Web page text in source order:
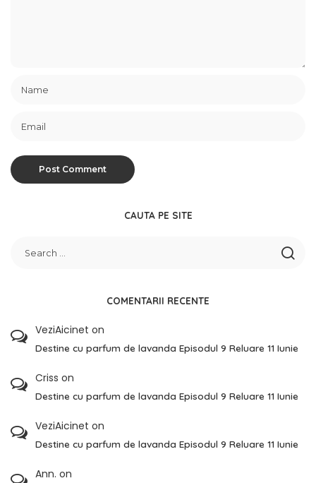
CAUTA PE SITE
COMENTARII RECENTE
VeziAicinet on
Destine cu parfum de lavanda Episodul 9 Reluare 11 Iunie
Criss on
Destine cu parfum de lavanda Episodul 9 Reluare 11 Iunie
VeziAicinet on
Destine cu parfum de lavanda Episodul 9 Reluare 11 Iunie
Ann. on